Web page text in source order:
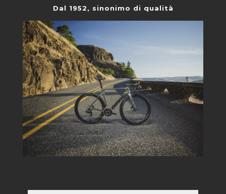
Dal 1952, sinonimo di qualità